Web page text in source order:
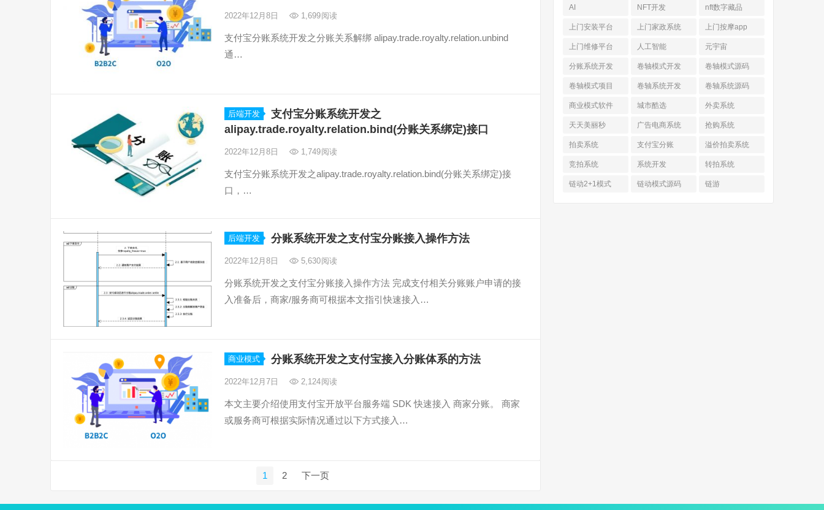
2022年12月8日 1,699阅读
支付宝分账系统开发之分账关系解绑 alipay.trade.royalty.relation.unbind
通…
后端开发
支付宝分账系统开发之
alipay.trade.royalty.relation.bind(分账关系绑定)接口
2022年12月8日 1,749阅读
支付宝分账系统开发之alipay.trade.royalty.relation.bind(分账关系绑定)接
口，…
后端开发 分账系统开发之支付宝分账接入操作方法
2022年12月8日 5,630阅读
分账系统开发之支付宝分账接入操作方法 完成支付相关分账账户申请的接
入准备后，商家/服务商可根据本文指引快速接入…
商业模式 分账系统开发之支付宝接入分账体系的方法
2022年12月7日 2,124阅读
本文主要介绍使用支付宝开放平台服务端 SDK 快速接入 商家分账。 商家
或服务商可根据实际情况通过以下方式接入…
1 2 下一页
AI NFT开发 nft数字藏品
上门安装平台 上门家政系统 上门按摩app
上门维修平台 人工智能 元宇宙
分账系统开发 卷轴模式开发 卷轴模式源码
卷轴模式项目 卷轴系统开发 卷轴系统源码
商业模式软件 城市酷选 外卖系统
天天美丽秒 广告电商系统 抢购系统
拍卖系统 支付宝分账 溢价拍卖系统
竞拍系统 系统开发 转拍系统
链动2+1模式 链动模式源码 链游